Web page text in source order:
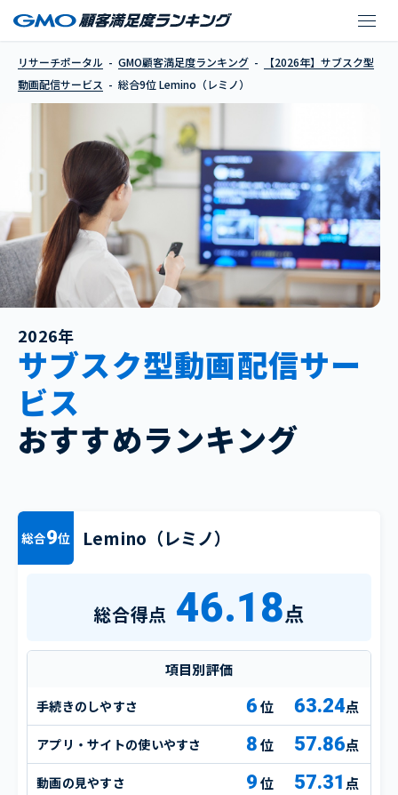
Lemino（レミノ）
リサーチポータル GMO顧客満足度ランキング
【2026年】サブスク型
動画配信サービス
総合9位 Lemino（レミノ）
2026年
サブスク型動画配信サー
ビス
おすすめランキング
総合9位 Lemino（レミノ）
総合得点 46.18点
項目別評価
手続きのしやすさ 6 63.24点
アプリ・サイトの使いやすさ 8 57.86点
動画の見やすさ 9 57.31 点